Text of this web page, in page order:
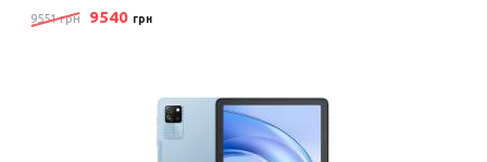
9551 грн 9540 грн